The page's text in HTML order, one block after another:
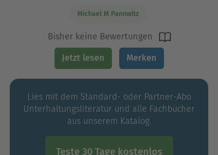
Michael M Pannwitz
Bisher keine Bewertungen
Jetzt lesen Merken
Lies mit dem Standard- oder Partner-Abo
Unterhaltungs­literatur und alle Fachbücher
aus unserem Katalog.
Teste 30 Tage kostenlos